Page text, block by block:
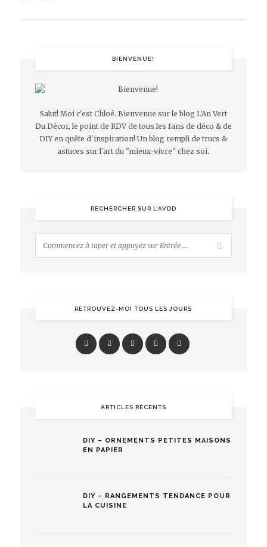
BIENVENUE!
Salut! Moi c'est Chloé. Bienvenue sur le blog L'An Vert
Du Décor, le point de RDV de tous les fans de déco & de
DIY en quête d'inspiration! Un blog rempli de trucs &
astuces sur l'art du "mieux-vivre" chez soi.
RECHERCHER SUR L’AVDD
RETROUVEZ-MOI TOUS LES JOURS
ARTICLES RÉCENTS
DIY – ORNEMENTS PETITES MAISONS
EN PAPIER
DIY – RANGEMENTS TENDANCE POUR
LA CUISINE